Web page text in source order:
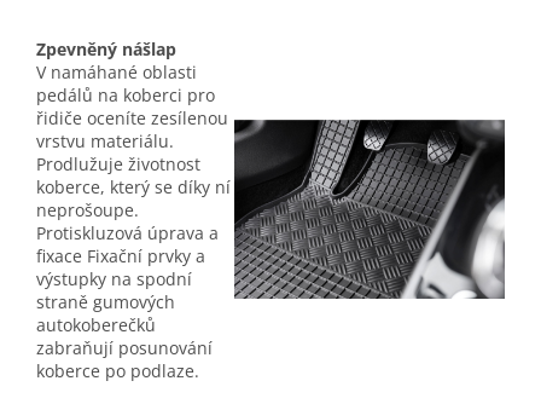
Zpevněný nášlap
V namáhané oblasti
pedálů na koberci pro
řidiče oceníte zesílenou
vrstvu materiálu.
Prodlužuje životnost
koberce, který se díky ní
neprošoupe.
Protiskluzová úprava a
fixace Fixační prvky a
výstupky na spodní
straně gumových
autokoberečků
zabraňují posunování
koberce po podlaze.